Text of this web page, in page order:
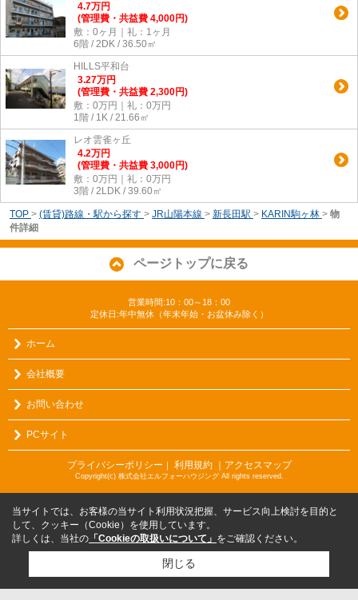
4.7万円
(管理費・共益費 4,000円)
敷：0ヶ月｜礼：1ヶ月
6階 / 2DK / 36.50㎡
HILLS平和台
3.27万円
(管理費・共益費 2,300円)
敷：0万円｜礼：0万円
1階 / 1K / 21.66㎡
レオ雲雀ヶ丘
4.2万円
(管理費・共益費 3,000円)
敷：0万円｜礼：0万円
3階 / 2LDK / 39.60㎡
TOP > (賃貸)路線・駅から探す > JR山陽本線 > 新長田駅 > KARIN駒ヶ林 > 物
件詳細
ページトップに戻る
営業時間:10：00～18：00
定休日:年中無休（年末年始・お盆休み除く）
ホーム
会社概要
お問い合わせ
PCサイト
プライバシーポリシー ｜ 利用規約 ｜アクセスマップ
Copyright(c) 株式会社エルフォーハウジング All rights reserved.
当サイトでは、お客様の当サイト利用状況把握、サービス向上検討を目的と
して、クッキー（Cookie）を使用しています。
詳しくは、当社の 「Cookieの取扱いについて」 をご確認ください。
閉じる